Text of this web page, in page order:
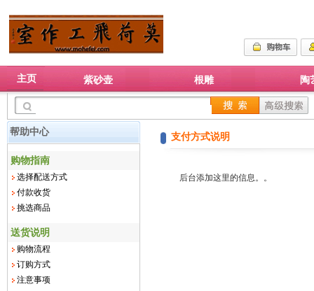
主页 紫砂壶 根雕 陶
帮助中心
购物指南
选择配送方式
付款收货
挑选商品
送货说明
购物流程
订购方式
注意事项
支付方式说明
后台添加这里的信息。。